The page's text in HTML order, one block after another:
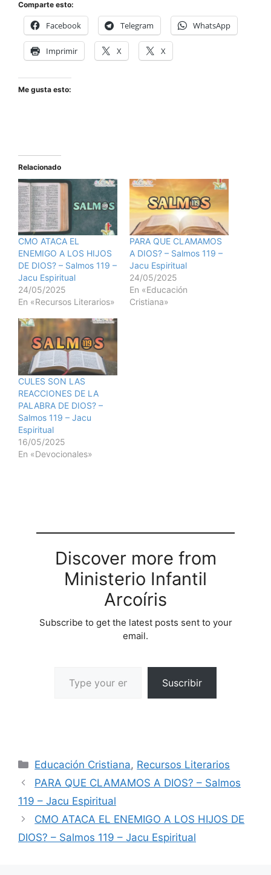
Comparte esto:
Facebook Telegram WhatsApp
Imprimir X X
Me gusta esto:
Relacionado
CMO ATACA EL
ENEMIGO A LOS HIJOS
DE DIOS? – Salmos 119 –
Jacu Espiritual
24/05/2025
En «Recursos Literarios»
PARA QUE CLAMAMOS
A DIOS? – Salmos 119 –
Jacu Espiritual
24/05/2025
En «Educación
Cristiana»
CULES SON LAS
REACCIONES DE LA
PALABRA DE DIOS? –
Salmos 119 – Jacu
Espiritual
16/05/2025
En «Devocionales»
Discover more from
Ministerio Infantil
Arcoíris
Subscribe to get the latest posts sent to your
email.
Suscribir
Educación Cristiana, Recursos Literarios
PARA QUE CLAMAMOS A DIOS? – Salmos
119 – Jacu Espiritual
CMO ATACA EL ENEMIGO A LOS HIJOS DE
DIOS? – Salmos 119 – Jacu Espiritual